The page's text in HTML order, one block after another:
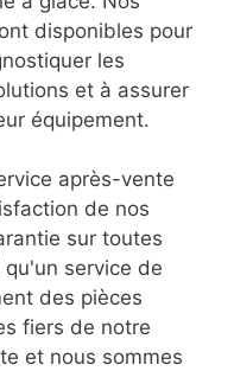
disponibles pour
les
et à assurer
équipement.
après-vente
de nos
sur toutes
service de
des pièces
fiers de notre
et nous sommes